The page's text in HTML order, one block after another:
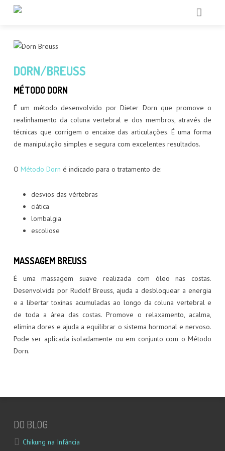
SHIATSU
CHI KUNG
+ TERAPIAS
CHI NEI TSANG
MOXA
CONTACTOS
DORN/BREUSS
MÉTODO DORN
É um método desenvolvido por Dieter Dorn que promove o
realinhamento da coluna vertebral e dos membros, através de
técnicas que corrigem o encaixe das articulações. É uma forma
de manipulação simples e segura com excelentes resultados.
O Método Dorn é indicado para o tratamento de:
desvios das vértebras
ciática
lombalgia
escoliose
MASSAGEM BREUSS
É uma massagem suave realizada com óleo nas costas.
Desenvolvida por Rudolf Breuss, ajuda a desbloquear a energia
e a libertar toxinas acumuladas ao longo da coluna vertebral e
de toda a área das costas. Promove o relaxamento, acalma,
elimina dores e ajuda a equilibrar o sistema hormonal e nervoso.
Pode ser aplicada isoladamente ou em conjunto com o Método
Dorn.
DO BLOG
Chikung na Infância